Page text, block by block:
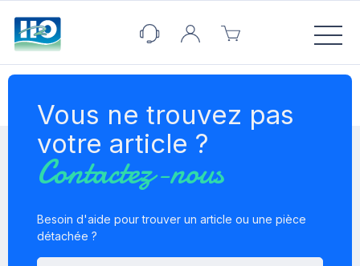
Vous ne trouvez pas
votre article ?
Contactez-nous
Besoin d'aide pour trouver un article ou une pièce
détachée ?